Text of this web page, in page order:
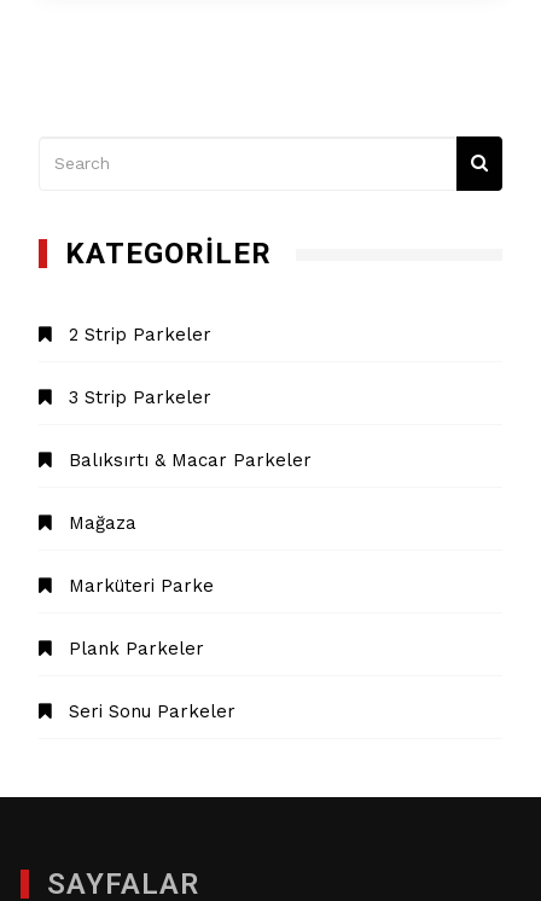
KATEGORILER
2 Strip Parkeler
3 Strip Parkeler
Balıksırtı & Macar Parkeler
Mağaza
Marküteri Parke
Plank Parkeler
Seri Sonu Parkeler
SAYFALAR